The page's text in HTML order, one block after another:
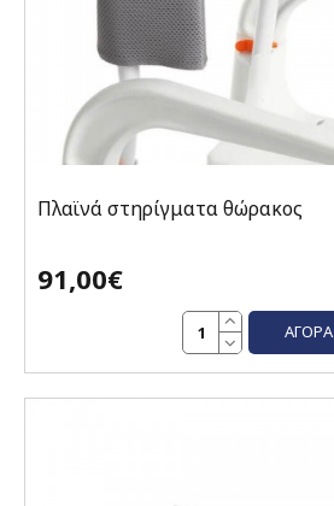
Πλαϊνά στηρίγματα θώρακος
91,00€
ΑΓΟΡΆ